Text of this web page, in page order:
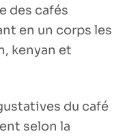
des cafés
en un corps les
kenyan et
du café
selon la